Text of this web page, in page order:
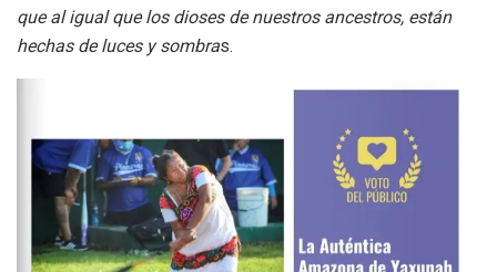
que al igual que los dioses de nuestros ancestros, están
hechas de luces y sombras.